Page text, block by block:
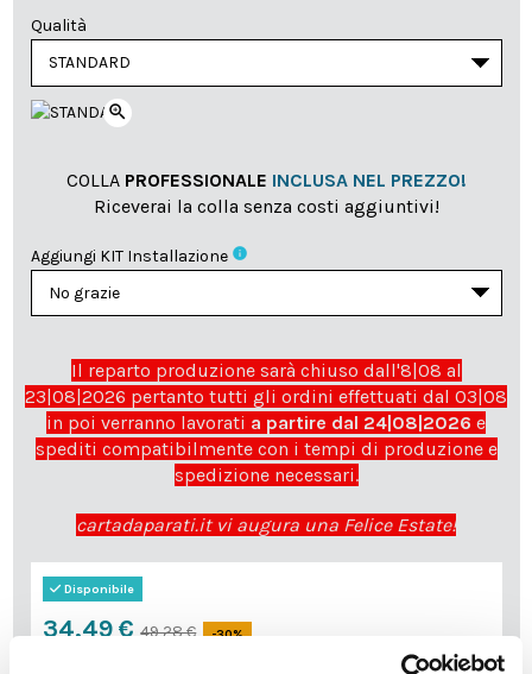
Qualità
zoom_in
COLLA PROFESSIONALE INCLUSA NEL PREZZO!
Riceverai la colla senza costi aggiuntivi!
Aggiungi KIT Installazione info
Il reparto produzione sarà chiuso dall'8|08 al
23|08|2026 pertanto tutti gli ordini effettuati dal 03|08
in poi verranno lavorati a partire dal 24|08|2026 e
spediti compatibilmente con i tempi di produzione e
spedizione necessari.
cartadaparati.it vi augura una Felice Estate!
Disponibile
34,49 € 49,28 € -30%